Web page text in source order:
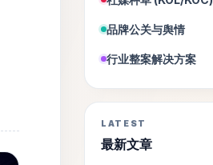
品牌公关与舆情
行业整案解决方案
LATEST
最新文章